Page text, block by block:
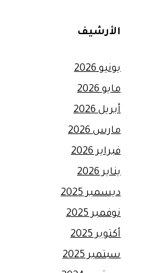
الأرشيف
يونيو 2026
مايو 2026
أبريل 2026
مارس 2026
فبراير 2026
يناير 2026
ديسمبر 2025
نوفمبر 2025
أكتوبر 2025
سبتمبر 2025